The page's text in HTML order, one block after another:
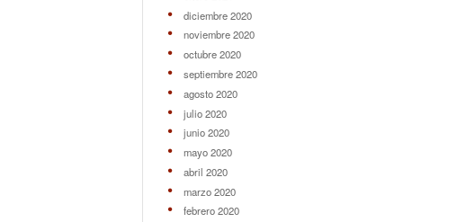
diciembre 2020
noviembre 2020
octubre 2020
septiembre 2020
agosto 2020
julio 2020
junio 2020
mayo 2020
abril 2020
marzo 2020
febrero 2020